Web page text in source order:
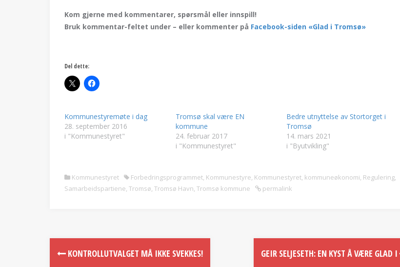
Kom gjerne med kommentarer, spørsmål eller innspill!
Bruk kommentar-feltet under – eller kommenter på Facebook-siden «Glad i Tromsø»
Del dette:
Kommunestyremøte i dag
28. september 2016
i "Kommunestyret"
Tromsø skal være EN
kommune
24. februar 2017
i "Kommunestyret"
Bedre utnyttelse av Stortorget i
Tromsø
14. mars 2021
i "Byutvikling"
Kommunestyret Forbedringsprogrammet, Kommunestyre, Kommunestyret, kommuneøkonomi, Regulering,
Samarbeidspartiene, Tromsø, Tromsø Havn, Tromsø kommune permalink
KONTROLLUTVALGET MÅ IKKE SVEKKES! GEIR SELJESETH: EN KYST Å VÆRE GLAD I